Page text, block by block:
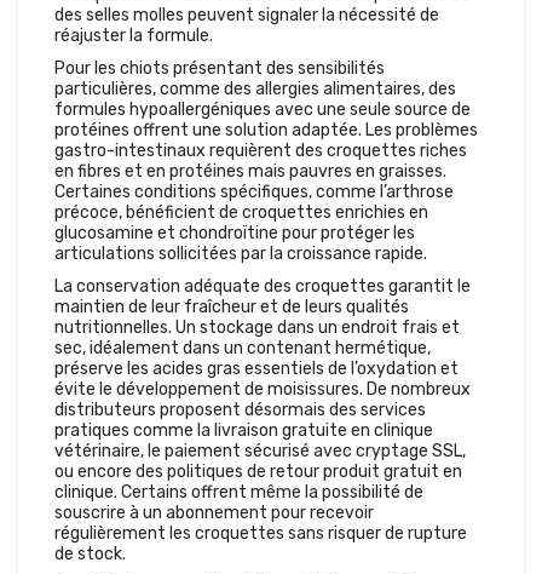
des selles molles peuvent signaler la nécessité de
réajuster la formule.
Pour les chiots présentant des sensibilités
particulières, comme des allergies alimentaires, des
formules hypoallergéniques avec une seule source de
protéines offrent une solution adaptée. Les problèmes
gastro-intestinaux requièrent des croquettes riches
en fibres et en protéines mais pauvres en graisses.
Certaines conditions spécifiques, comme l’arthrose
précoce, bénéficient de croquettes enrichies en
glucosamine et chondroïtine pour protéger les
articulations sollicitées par la croissance rapide.
La conservation adéquate des croquettes garantit le
maintien de leur fraîcheur et de leurs qualités
nutritionnelles. Un stockage dans un endroit frais et
sec, idéalement dans un contenant hermétique,
préserve les acides gras essentiels de l’oxydation et
évite le développement de moisissures. De nombreux
distributeurs proposent désormais des services
pratiques comme la livraison gratuite en clinique
vétérinaire, le paiement sécurisé avec cryptage SSL,
ou encore des politiques de retour produit gratuit en
clinique. Certains offrent même la possibilité de
souscrire à un abonnement pour recevoir
régulièrement les croquettes sans risquer de rupture
de stock.